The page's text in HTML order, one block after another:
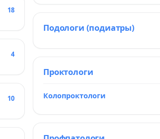
18
4
10
Подологи (подиатры)
Проктологи
Колопроктологи